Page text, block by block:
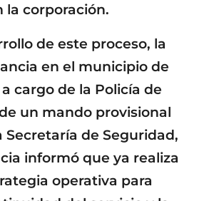
la corporación.
de este proceso, la
en el municipio de
cargo de la Policía de
un mando provisional
Secretaría de Seguridad,
informó que ya realiza
operativa para